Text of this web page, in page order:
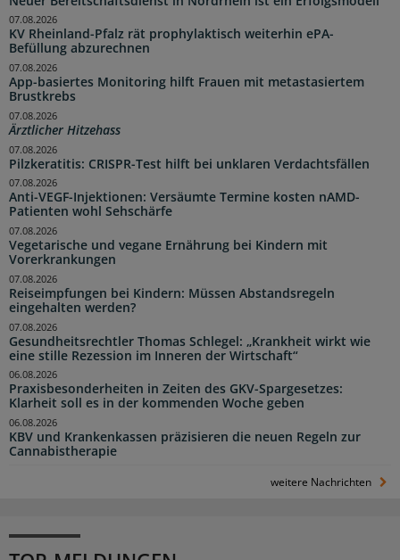
KV Rheinland-Pfalz rät prophylaktisch weiterhin ePA-
Befüllung abzurechnen
07.08.2026
App-basiertes Monitoring hilft Frauen mit metastasiertem
Brustkrebs
07.08.2026
Ärztlicher Hitzehass
07.08.2026
Pilzkeratitis: CRISPR-Test hilft bei unklaren Verdachtsfällen
07.08.2026
Anti-VEGF-Injektionen: Versäumte Termine kosten nAMD-
Patienten wohl Sehschärfe
07.08.2026
Vegetarische und vegane Ernährung bei Kindern mit
Vorerkrankungen
07.08.2026
Reiseimpfungen bei Kindern: Müssen Abstandsregeln
eingehalten werden?
07.08.2026
Gesundheitsrechtler Thomas Schlegel: „Krankheit wirkt wie
eine stille Rezession im Inneren der Wirtschaft“
07.08.2026
Praxisbesonderheiten in Zeiten des GKV-Spargesetzes:
Klarheit soll es in der kommenden Woche geben
06.08.2026
KBV und Krankenkassen präzisieren die neuen Regeln zur
Cannabistherapie
06.08.2026
weitere Nachrichten